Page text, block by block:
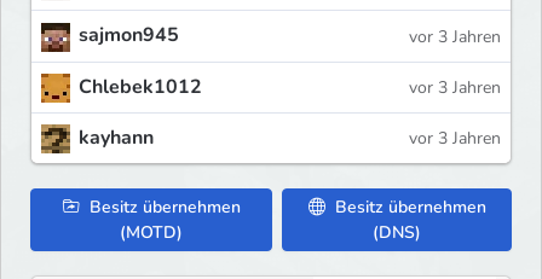
sajmon945 vor 3 Jahren
Chlebek1012 vor 3 Jahren
kayhann vor 3 Jahren
Besitz übernehmen
(MOTD)
Besitz übernehmen
(DNS)